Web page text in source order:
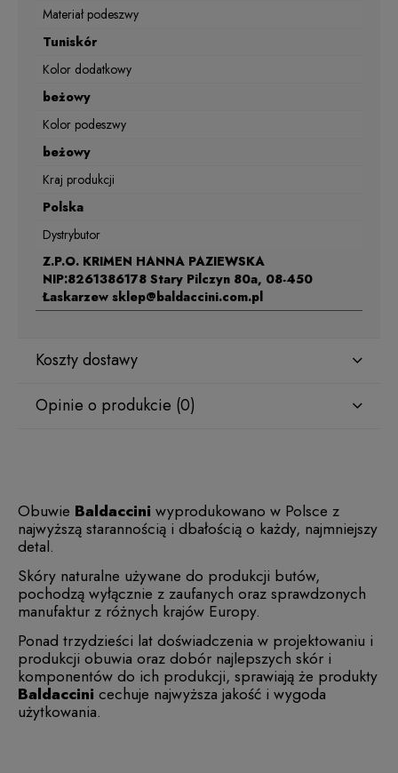
Materiał podeszwy
Tuniskór
Kolor dodatkowy
beżowy
Kolor podeszwy
beżowy
Kraj produkcji
Polska
Dystrybutor
Z.P.O. KRIMEN HANNA PAZIEWSKA
NIP:8261386178 Stary Pilczyn 80a, 08-450
Łaskarzew sklep@baldaccini.com.pl
Koszty dostawy
Opinie o produkcie (0)
Obuwie Baldaccini wyprodukowano w Polsce z
najwyższą starannością i dbałością o każdy, najmniejszy
detal.
Skóry naturalne używane do produkcji butów,
pochodzą wyłącznie z zaufanych oraz sprawdzonych
manufaktur z różnych krajów Europy.
Ponad trzydzieści lat doświadczenia w projektowaniu i
produkcji obuwia oraz dobór najlepszych skór i
komponentów do ich produkcji, sprawiają że produkty
Baldaccini cechuje najwyższa jakość i wygoda
użytkowania.